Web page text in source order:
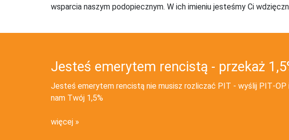
wsparcia naszym podopiecznym. W ich imieniu jesteśmy Ci
Jesteś emerytem rencistą - przekaż
Jesteś emerytem rencistą nie musisz rozliczać PIT - wyślij PIT‑OP
nam Twój 1,5%
więcej